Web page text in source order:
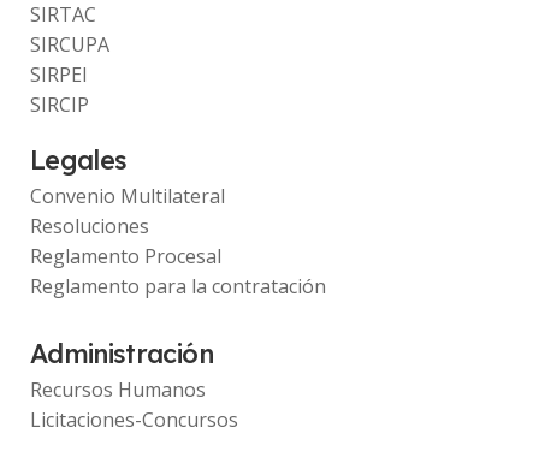
SIRTAC
SIRCUPA
SIRPEI
SIRCIP
Legales
Convenio Multilateral
Resoluciones
Reglamento Procesal
Reglamento para la contratación
Administración
Recursos Humanos
Licitaciones-Concursos